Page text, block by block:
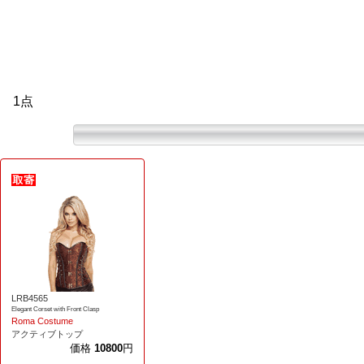
1点
LRB4565
Elegant Corset with Front Clasp
Roma Costume
アクティブトップ
価格 10800円